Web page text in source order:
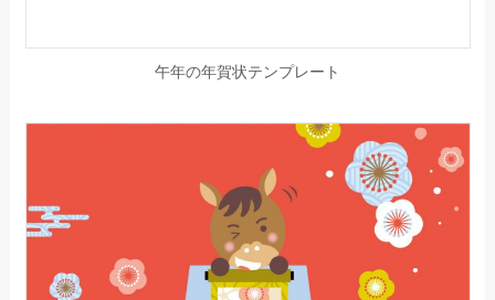
午年の年賀状テンプレート